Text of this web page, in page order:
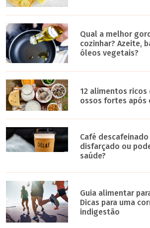
Qual a melhor
cozinhar? Azeite,
óleos vegetais?
12 alimentos
ossos fortes após
Café
disfarçado ou
saúde?
Guia alimentar
Dicas para uma
indigestão